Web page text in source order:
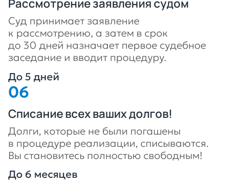
Рассмотрение заявления судом
Суд принимает заявление
к рассмотрению, а затем в срок
до 30 дней назначает первое судебное
заседание и вводит процедуру.
До 5 дней
Списание всех ваших долгов!
Долги, которые не были погашены
в процедуре реализации, списываются.
Вы становитесь полностью свободным!
До 6 месяцев